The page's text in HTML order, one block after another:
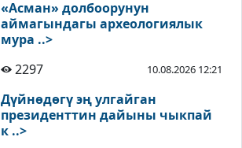
«Асман» долбоорунун
аймагындагы археологиялык
мура ..>
2297
10.08.2026 12:21
Дүйнөдөгү эң улгайган
президенттин дайыны чыкпай
к ..>